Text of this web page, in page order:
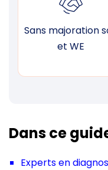
Sans majoration
et WE
Dans ce
Experts en